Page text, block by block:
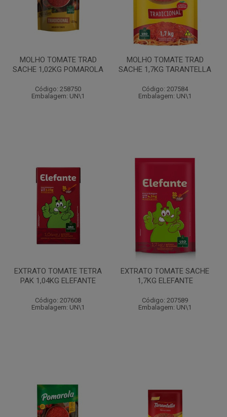
MOLHO TOMATE TRAD
SACHE 1,02KG POMAROLA
Código: 258750
Embalagem: UN\1
MOLHO TOMATE TRAD
SACHE 1,7KG TARANTELLA
Código: 207584
Embalagem: UN\1
EXTRATO TOMATE TETRA
PAK 1,04KG ELEFANTE
Código: 207608
Embalagem: UN\1
EXTRATO TOMATE SACHE
1,7KG ELEFANTE
Código: 207589
Embalagem: UN\1